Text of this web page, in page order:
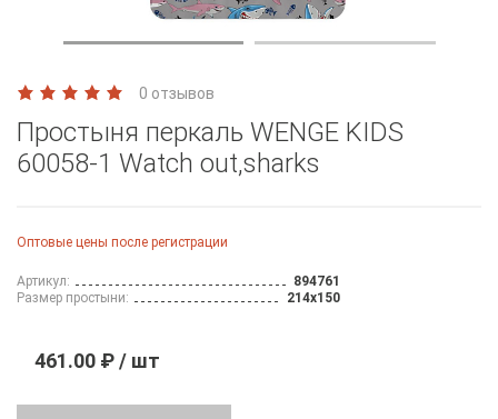
0 отзывов
Простыня перкаль WENGE KIDS
60058-1 Watch out,sharks
Оптовые цены после регистрации
Артикул:
894761
Размер простыни:
214х150
461.00 ₽ / шт